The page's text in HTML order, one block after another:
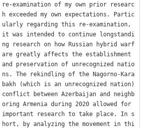
re-examination of my own prior researc
h exceeded my own expectations. Partic
ularly regarding this re-examination,
it was intended to continue longstandi
ng research on how Russian hybrid warf
are greatly affects the establishment
and preservation of unrecognized natio
ns. The rekindling of the Nagorno-Kara
bakh (which is an unrecognized nation)
conflict between Azerbaijan and neighb
oring Armenia during 2020 allowed for
important research to take place. In s
hort, by analyzing the movement in thi